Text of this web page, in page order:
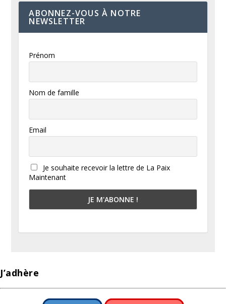
ABONNEZ-VOUS À NOTRE
NEWSLETTER
Prénom
Nom de famille
Email
Je souhaite recevoir la lettre de La Paix
Maintenant
J’adhère